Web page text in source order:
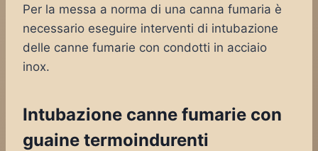
Per la messa a norma di una canna fumaria è
necessario eseguire interventi di intubazione
delle canne fumarie con condotti in acciaio
inox.
Intubazione canne fumarie con
guaine termoindurenti